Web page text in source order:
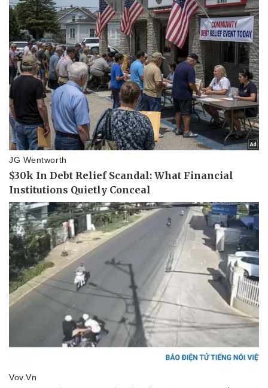
Bóng đá
Lịch thi đấu bóng đá
Thế giới thể thao
eSports
Hậu trường
Ô tô
Xe máy
Tư vấn